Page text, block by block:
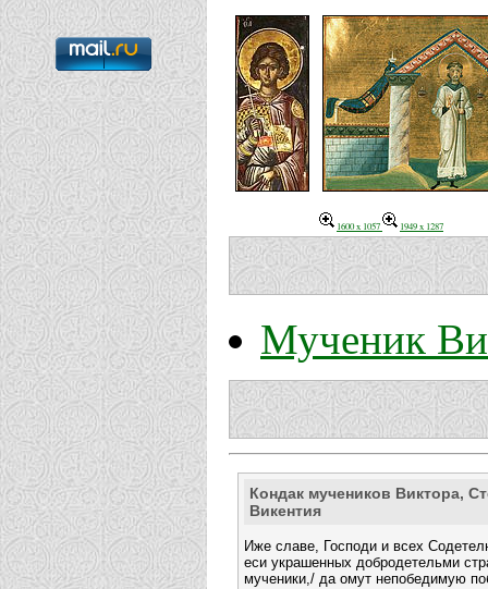
1600 x 1057 1949 x 1287
Мученик
Кондак мучеников Виктора,
Викентия
Иже славе, Господи и всех
еси украшенных добродетельми
мученики,/ да омут непобедимую